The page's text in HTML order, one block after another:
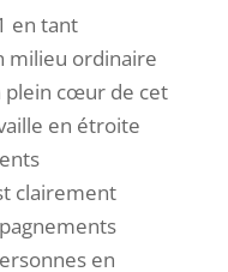
en tant
milieu ordinaire
plein cœur de cet
en étroite
clairement
en